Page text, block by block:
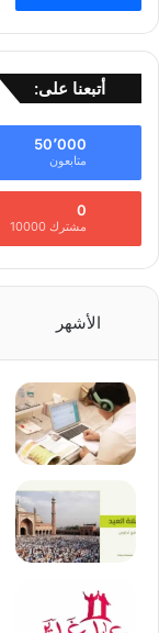
أتبعنا على:
50٬000
متابعون
0
مشترك 10000
الأشهر